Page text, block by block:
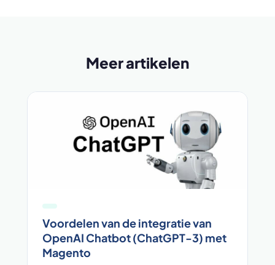
Meer artikelen
Voordelen van de integratie van
OpenAI Chatbot (ChatGPT-3) met
Magento